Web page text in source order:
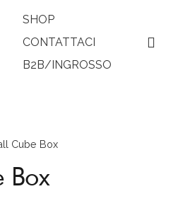
SHOP
CONTATTACI
B2B/INGROSSO
Cube Box
Box